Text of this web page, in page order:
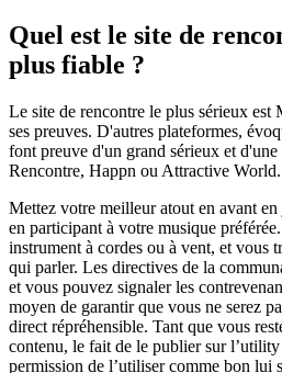
Quel est le site de
plus fiable ?
Le site de rencontre le plus sérieux est
ses preuves. D'autres plateformes,
font preuve d'un grand sérieux et
Rencontre, Happn ou Attractive World.
Mettez votre meilleur atout en avant
en participant à votre musique
instrument à cordes ou à vent, et vous
qui parler. Les directives de la
et vous pouvez signaler les
moyen de garantir que vous ne serez
direct répréhensible. Tant que vous
contenu, le fait de le publier sur
permission de l’utiliser comme bon lui